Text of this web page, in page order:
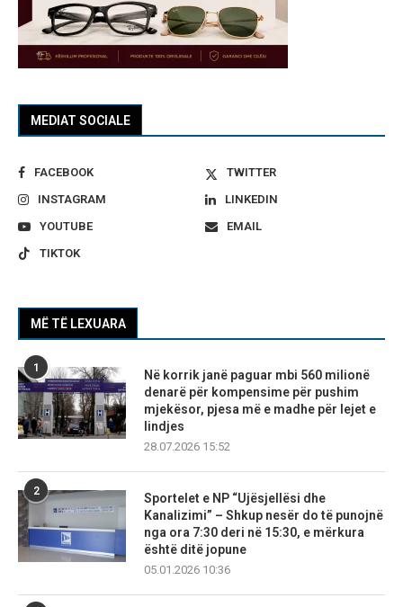
MEDIAT SOCIALE
FACEBOOK
TWITTER
INSTAGRAM
LINKEDIN
YOUTUBE
EMAIL
TIKTOK
MË TË LEXUARA
1
Në korrik janë paguar mbi 560 milionë
denarë për kompensime për pushim
mjekësor, pjesa më e madhe për lejet e
lindjes
28.07.2026 15:52
2
Sportelet e NP “Ujësjellësi dhe
Kanalizimi” – Shkup nesër do të punojnë
nga ora 7:30 deri në 15:30, e mërkura
është ditë jopune
05.01.2026 10:36